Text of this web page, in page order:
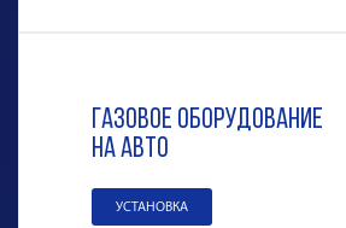
газовое оборудование
на авто
УСТАНОВКА